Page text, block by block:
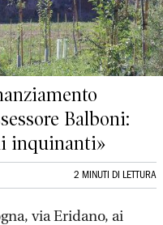
Balboni:
inquinanti»
2 MINUTI DI LETTURA
via Eridano, ai